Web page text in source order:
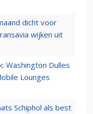
dicht voor
wijken uit
Washington Dulles
Lounges
Schiphol als best